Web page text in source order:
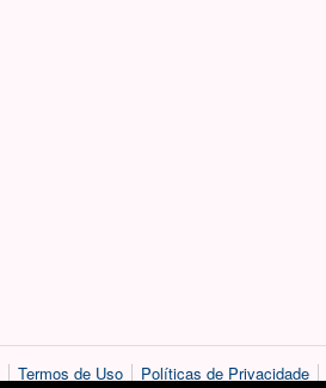
Termos de Uso Políticas de Privacidade